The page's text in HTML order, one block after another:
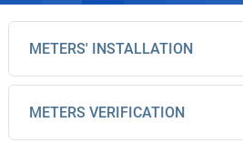
METERS' INSTALLATION
METERS VERIFICATION